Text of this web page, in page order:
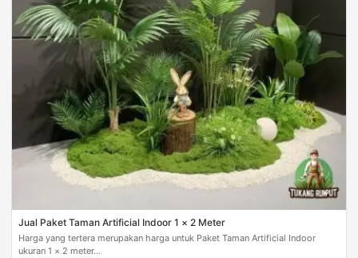
Jual Paket Taman Artificial Indoor 1 × 2 Meter
Harga yang tertera merupakan harga untuk Paket Taman Artificial Indoor
ukuran 1 × 2 meter...